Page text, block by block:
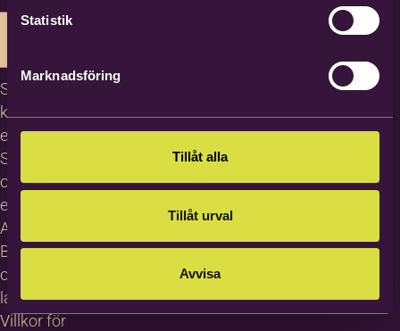
Statistik
Marknadsföring
Tillåt alla
Tillåt urval
Avvisa
Studiecirklar,
kurser och
evenemang
Studiematerial
och
erbjudanden
About
Bilda in
other
languages
Villkor för